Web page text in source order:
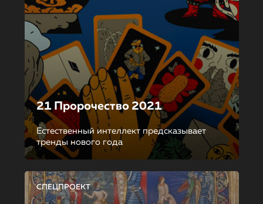
21 Пророчество 2021
Естественный интеллект предсказывает
тренды нового года
СПЕЦПРОЕКТ